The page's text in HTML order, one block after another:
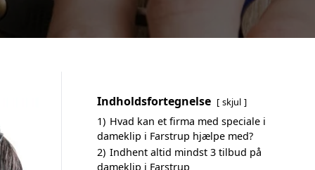
Indholdsfortegnelse skjul
1) Hvad kan et firma med speciale i
dameklip i Farstrup hjælpe med?
2) Indhent altid mindst 3 tilbud på
dameklip i Farstrup